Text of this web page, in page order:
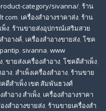
category/sivanna/, ร้าน
com, เครื่องสำอางราคาส่ง, ร้าน
พ็ง, ร้านขายส่งอุปกรณ์เสริมสวย
ำอางค์, เครื่องสำอางขายส่ง, โชค
, sivanna, www
, ขายส่งเครื่องสำอาง, โชคดีสำเพ็ง,
าง, สําเพ็งเครื่องสําอาง, ร้านขาย
ดีสำเพ็ง เขต สัมพันธวงศ์
สําอาง สําเพ็ง, เครื่องสําอางราคา
องสําอางขายส่ง, ร้านขายเครื่องสํา